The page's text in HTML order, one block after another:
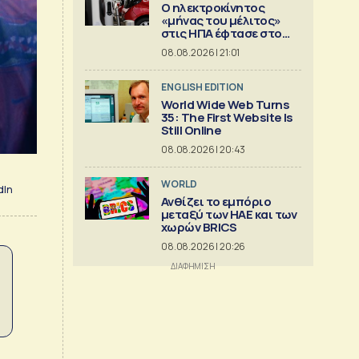
Ο ηλεκτροκίνητος
«μήνας του μέλιτος»
στις ΗΠΑ έφτασε στο
τέλος του
08.08.2026 | 21:01
ENGLISH EDITION
World Wide Web Turns
35: The First Website Is
Still Online
08.08.2026 | 20:43
WORLD
Ανθίζει το εμπόριο
μεταξύ των ΗΑΕ και των
χωρών BRICS
08.08.2026 | 20:26